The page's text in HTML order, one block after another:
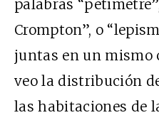
palabras
Crompton”, o
juntas en un mismo
veo la distribución
las habitaciones de